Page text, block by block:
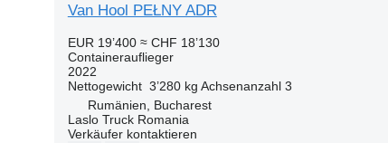
Van Hool PEŁNY ADR
EUR 19’400 ≈ CHF 18’130
Containerauflieger
2022
Nettogewicht 3’280 kg Achsenanzahl 3
Rumänien, Bucharest
Laslo Truck Romania
Verkäufer kontaktieren